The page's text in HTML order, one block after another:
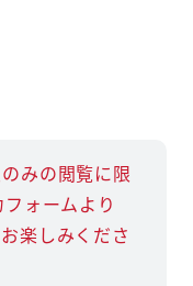
みの閲覧に限
ォームより
楽しみくださ